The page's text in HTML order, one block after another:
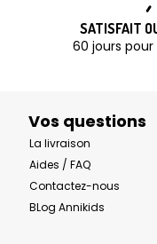
SATISFAIT
60 jours
Vos questions
La livraison
Aides / FAQ
Contactez-nous
BLog Annikids